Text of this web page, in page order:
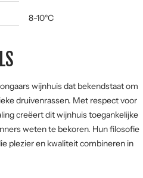
8-10°C
wijnhuis dat bekendstaat om
druivenrassen. Met respect voor
creëert dit wijnhuis toegankelijke
weten te bekoren. Hun filosofie
plezier en kwaliteit combineren in